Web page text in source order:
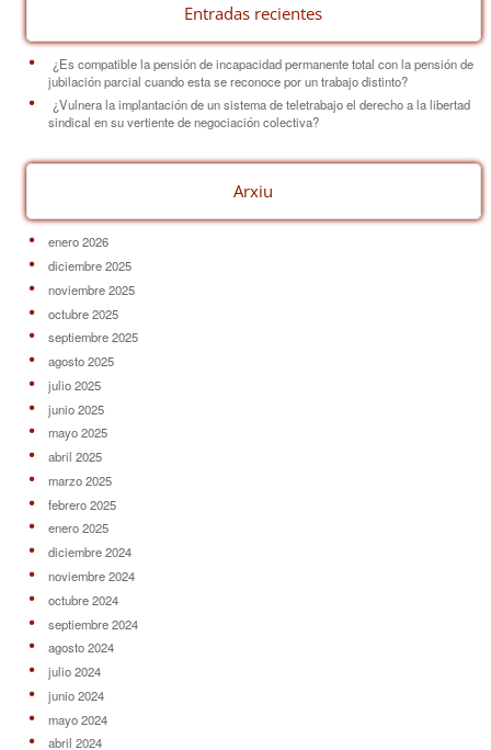
Entradas recientes
¿Es compatible la pensión de incapacidad permanente total con la pensión de
jubilación parcial cuando esta se reconoce por un trabajo distinto?
¿Vulnera la implantación de un sistema de teletrabajo el derecho a la libertad
sindical en su vertiente de negociación colectiva?
Arxiu
enero 2026
diciembre 2025
noviembre 2025
octubre 2025
septiembre 2025
agosto 2025
julio 2025
junio 2025
mayo 2025
abril 2025
marzo 2025
febrero 2025
enero 2025
diciembre 2024
noviembre 2024
octubre 2024
septiembre 2024
agosto 2024
julio 2024
junio 2024
mayo 2024
abril 2024